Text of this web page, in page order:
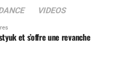
VIDEOS
et s’offre une revanche